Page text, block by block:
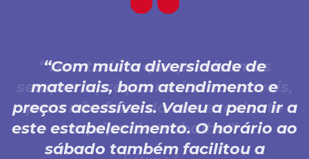
Com muita diversidade de
materiais, bom atendimento e
preços acessíveis. Valeu a pena ir a
este estabelecimento. O horário ao
sábado também facilitou a